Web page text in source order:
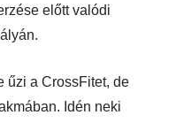
előtt valódi
űzi a CrossFitet, de
Idén neki